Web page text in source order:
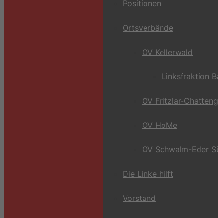
Positionen
Ortsverbände
OV Kellerwald
Linksfraktion
OV Fritzlar-
OV HoMe
OV Schwalm-Eder
Die Linke hilft
Vorstand